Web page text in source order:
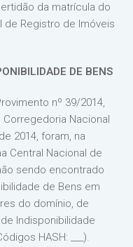
da matrícula do
de Registro de Imóveis
DE BENS
nº 39/2014,
Nacional
2014, foram, na
Central Nacional de
sendo encontrado
de Bens em
do domínio, de
Indisponibilidade
HASH: ___).